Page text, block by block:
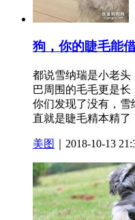
狗，你的睫毛能
都说雪纳瑞是小老头
巴周围的毛毛更是
你们发现了没有，雪
直就是睫毛精本精了
美图 ｜2018-10-13